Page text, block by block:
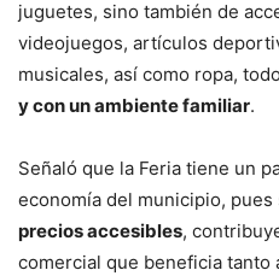
juguetes, sino también de
videojuegos, artículos
musicales, así como ropa,
y con un ambiente familiar.
Señaló que la Feria tiene un
economía del municipio,
precios accesibles,
comercial que beneficia tanto